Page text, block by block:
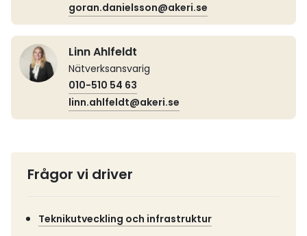
goran.danielsson@akeri.se
Linn Ahlfeldt
Nätverksansvarig
010-510 54 63
linn.ahlfeldt@akeri.se
Frågor vi driver
Teknikutveckling och infrastruktur